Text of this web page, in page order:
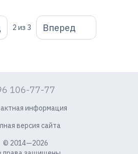
2 из 3 Вперед
106-77-77
информация
версия сайта
© 2014—2026